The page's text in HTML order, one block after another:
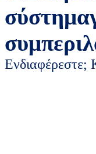
σύστημα
Ενδιαφέρεστε;